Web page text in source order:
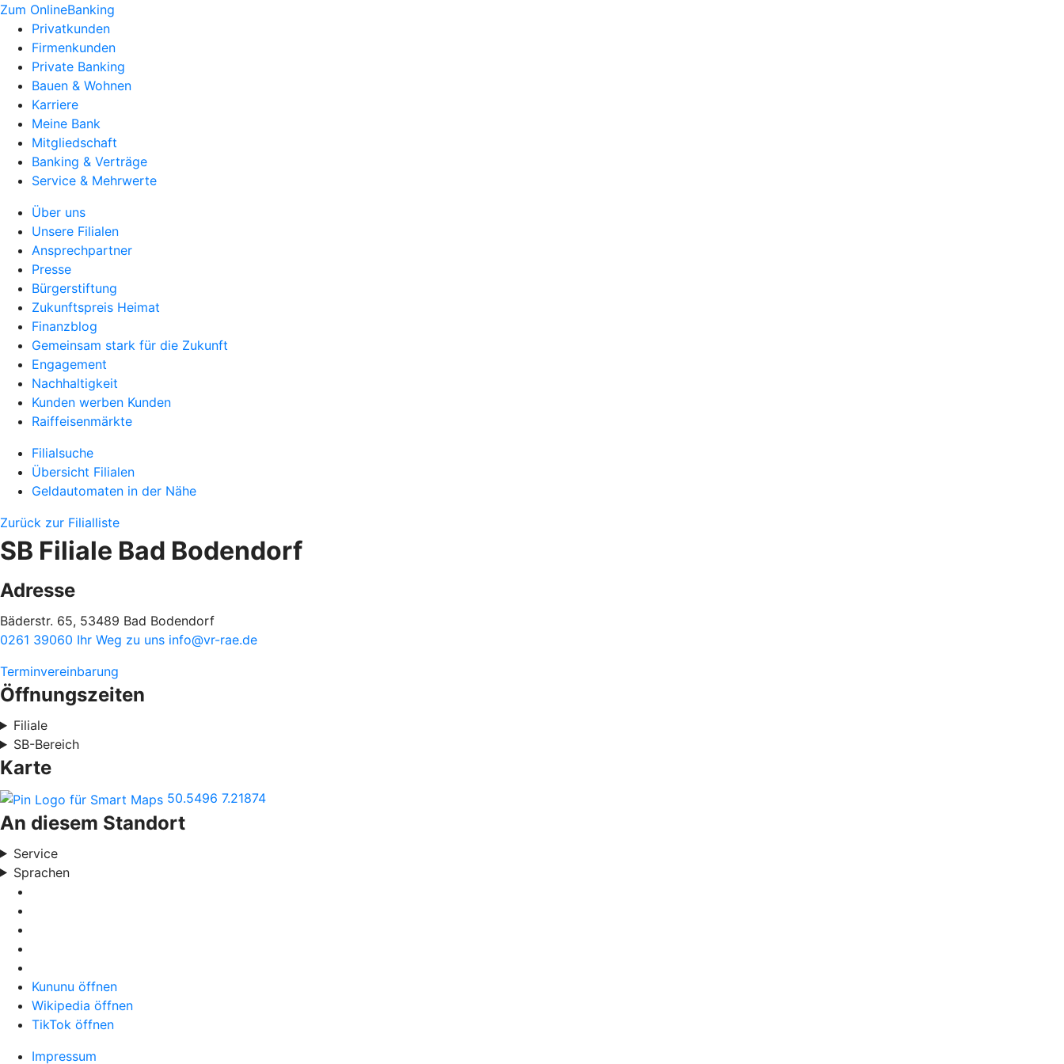
Zum OnlineBanking
Privatkunden
Firmenkunden
Private Banking
Bauen & Wohnen
Karriere
Meine Bank
Mitgliedschaft
Banking & Verträge
Service & Mehrwerte
Über uns
Unsere Filialen
Ansprechpartner
Presse
Bürgerstiftung
Zukunftspreis Heimat
Finanzblog
Gemeinsam stark für die Zukunft
Engagement
Nachhaltigkeit
Kunden werben Kunden
Raiffeisenmärkte
Filialsuche
Übersicht Filialen
Geldautomaten in der Nähe
Zurück zur Filialliste
SB Filiale Bad Bodendorf
Adresse
Bäderstr. 65, 53489 Bad Bodendorf
0261 39060 Ihr Weg zu uns info@vr-rae.de
Terminvereinbarung
Öffnungszeiten
Filiale
SB-Bereich
Karte
50.5496 7.21874
An diesem Standort
Service
Sprachen
Kununu öffnen
Wikipedia öffnen
TikTok öffnen
Impressum